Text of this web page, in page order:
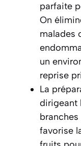
parfaite
On
malades
un
reprise
La
dirigeant
favorise